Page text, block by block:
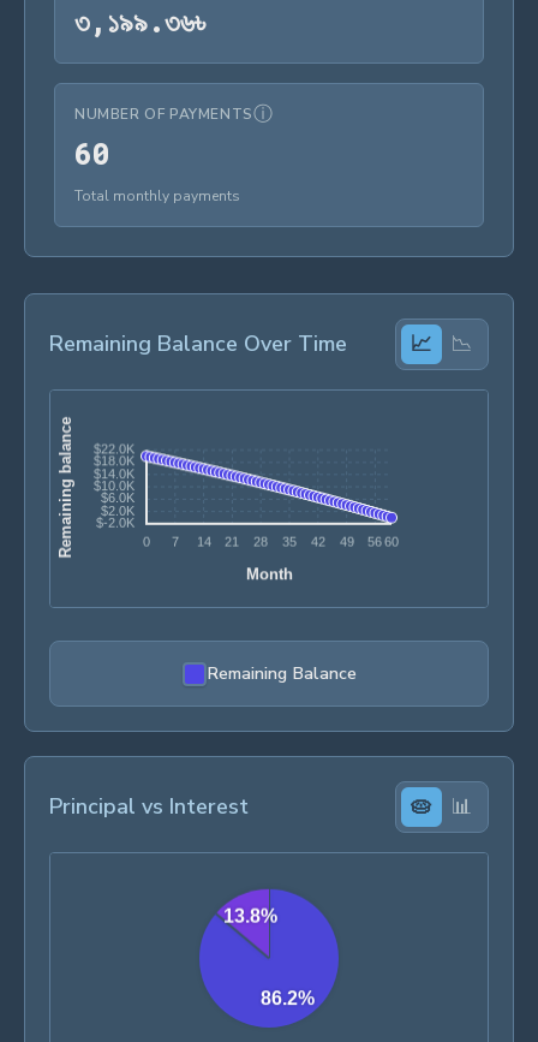
৩, ১৯৯.৩৬৳৩,১৯৯.৩৬৳
NUMBER OF PAYMENTSⓘ
6060
Total monthly payments
Remaining Balance Over Time 📈 📉
Remaining Balance
Principal vs Interest 🥧 📊